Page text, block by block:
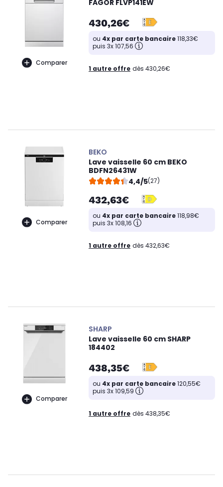
Comparer
FAGOR FLVP141EW
430,26€
ou 4x par carte bancaire118,33€
puis 3x 107,56
1 autre offre dès 430,26€
Comparer
BEKO
Lave vaisselle 60 cm BEKO
BDFN26431W
4,4/5(27)
432,63€
ou 4x par carte bancaire118,98€
puis 3x 108,16
1 autre offre dès 432,63€
Comparer
SHARP
Lave vaisselle 60 cm SHARP
184402
438,35€
ou 4x par carte bancaire120,55€
puis 3x 109,59
1 autre offre dès 438,35€